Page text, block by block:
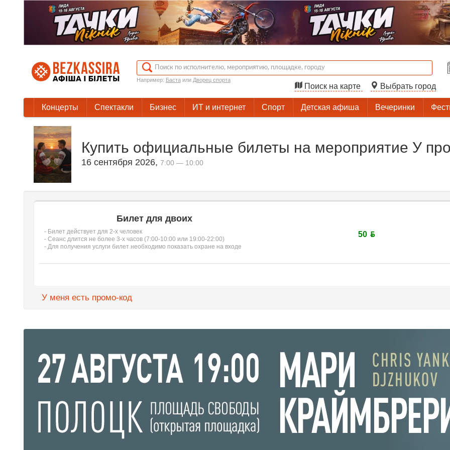
Например: Бастаили Дворец спорта
Поиск на карте Выбрать город
Концерты Спектакли Бизнес ИТ и интернет Спорт Детская афиша Вечеринки
Купить официальные билеты на мероприятие У
16 сентября 2026, 7:00 — 10:00
Билет для двоих
- Билет действует для 2-х человек
- Сеанс длится не более 3-х часов (7:00-10:00 или 19:00-22:00)
- Для получения услуги билет необходимо показать охране на входе
50 ƃ
У меня есть промо-код